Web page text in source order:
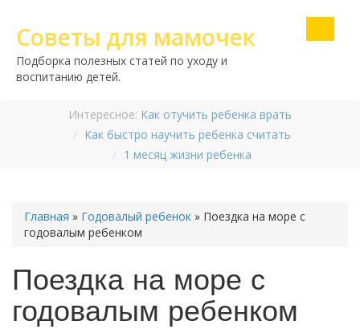
Советы для мамочек
Подборка полезных статей по уходу и
воспитанию детей.
Интересное: Как отучить ребенка врать
Как быстро научить ребенка считать
1 месяц жизни ребенка
Главная » Годовалый ребенок » Поездка на море с
годовалым ребенком
Поездка на море с
годовалым ребенком